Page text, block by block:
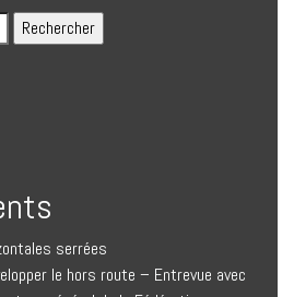
serrées
le hors route – Entrevue avec